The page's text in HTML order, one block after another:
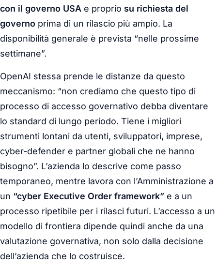
con il governo USA e proprio su richiesta del
governo prima di un rilascio più ampio. La
disponibilità generale è prevista “nelle prossime
settimane”.
OpenAI stessa prende le distanze da questo
meccanismo: “non crediamo che questo tipo di
processo di accesso governativo debba diventare
lo standard di lungo periodo. Tiene i migliori
strumenti lontani da utenti, sviluppatori, imprese,
cyber-defender e partner globali che ne hanno
bisogno”. L’azienda lo descrive come passo
temporaneo, mentre lavora con l’Amministrazione a
un “cyber Executive Order framework” e a un
processo ripetibile per i rilasci futuri. L’accesso a un
modello di frontiera dipende quindi anche da una
valutazione governativa, non solo dalla decisione
dell’azienda che lo costruisce.